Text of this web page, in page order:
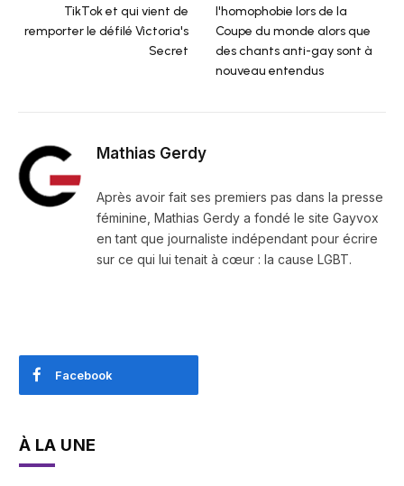
TikTok et qui vient de
remporter le défilé Victoria's
Secret
l'homophobie lors de la
Coupe du monde alors que
des chants anti-gay sont à
nouveau entendus
Mathias Gerdy
Après avoir fait ses premiers pas dans la presse
féminine, Mathias Gerdy a fondé le site Gayvox
en tant que journaliste indépendant pour écrire
sur ce qui lui tenait à cœur : la cause LGBT.
Facebook
À LA UNE